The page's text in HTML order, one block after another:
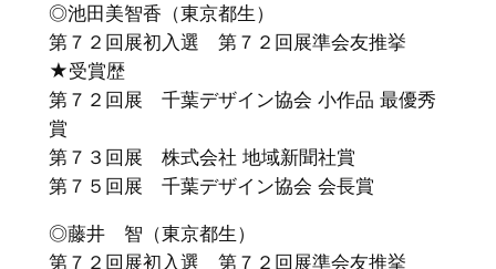
◎池田美智香（東京都生）
第７２回展初入選 第７２回展準会友推挙
★受賞歴
第７２回展 千葉デザイン協会 小作品 最優秀
賞
第７３回展 株式会社 地域新聞社賞
第７５回展 千葉デザイン協会 会長賞
◎藤井 智（東京都生）
第７２回展初入選 第７２回展準会友推挙